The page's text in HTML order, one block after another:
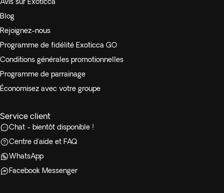
Blog
Rejoignez-nous
Programme de fidélité Exoticca GO
Conditions générales promotionnelles
Programme de parrainage
Économisez avec votre groupe
Service client
Chat - bientôt disponible !
Centre d'aide et FAQ
WhatsApp
Facebook Messenger